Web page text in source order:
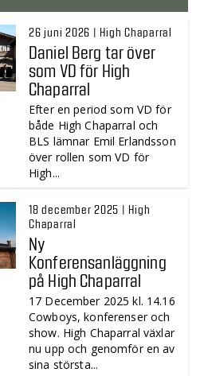
26 juni 2026 | High Chaparral
Daniel Berg tar över
som VD för High
Chaparral
Efter en period som VD för
både High Chaparral och
BLS lämnar Emil Erlandsson
över rollen som VD för
High...
18 december 2025 | High
Chaparral
Ny
Konferensanläggning
på High Chaparral
17 December 2025 kl. 14.16
Cowboys, konferenser och
show. High Chaparral växlar
nu upp och genomför en av
sina största...